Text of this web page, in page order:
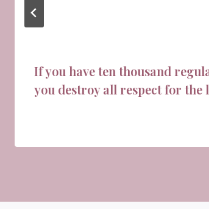
If you have ten thousand
you destroy all respect for the